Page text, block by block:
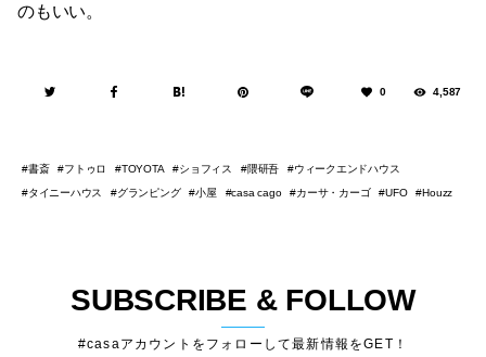
のもいい。
0 4,587
書斎 フトゥロ TOYOTA ショフィス 隈研吾
ウィークエンドハウス
タイニーハウス
グランピング 小屋 casa cago カーサ・カーゴ UFO Houzz
SUBSCRIBE & FOLLOW
#casaアカウントをフォローして最新情報をGET！